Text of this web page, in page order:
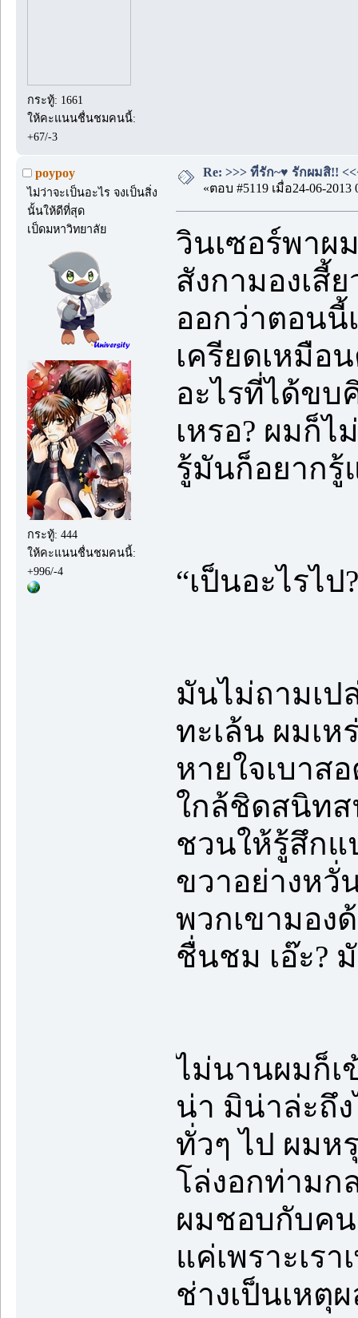
กระทู้: 1661
ให้คะแนนชื่นชมคนนี้:
+67/-3
poypoy
ไม่ว่าจะเป็นอะไร จงเป็นสิ่ง
นั้นให้ดีที่สุด
เป็ดมหาวิทยาลัย
กระทู้: 444
ให้คะแนนชื่นชมคนนี้:
+996/-4
Re: >>> ที่รัก~♥ รักผมสิ!!
«ตอบ #5119 เมื่อ24-06-2013
วินเซอร์พาผ
สังกามองเสี้
ออกว่าตอนนี้
เครียดเหมือ
อะไรที่ได้ข
เหรอ? ผมก็
รู้มันก็อยากรู้
“เป็นอะไรไ
มันไม่ถามเป
ทะเล้น ผมเ
หายใจเบาส
ใกล้ชิดสนิท
ชวนให้รู้สึกแ
ขวาอย่างหวั่
พวกเขามอง
ชื่นชม เอ๊ะ?
ไม่นานผมก็เ
น่า มิน่าล่ะถึ
ทั่วๆ ไป ผมห
โล่งอกท่ามก
ผมชอบกับค
แค่เพราะเร
ช่างเป็นเหตุ